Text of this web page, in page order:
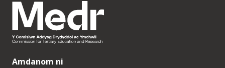
Amdanom ni